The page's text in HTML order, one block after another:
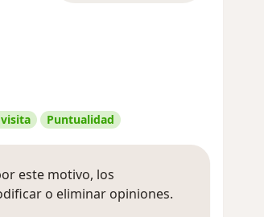
Puntualidad
este motivo, los
o eliminar opiniones.